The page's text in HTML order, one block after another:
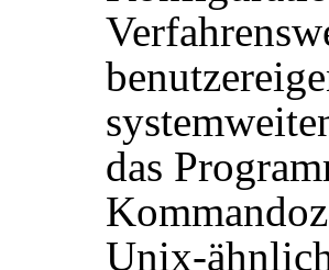
das
Unix-